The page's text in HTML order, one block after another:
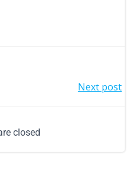
Next post
closed